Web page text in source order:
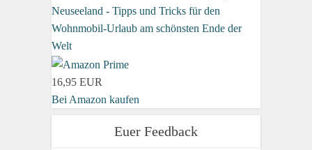
Neuseeland - Tipps und Tricks für den
Wohnmobil-Urlaub am schönsten Ende der
Welt
16,95 EUR
Bei Amazon kaufen
Euer Feedback